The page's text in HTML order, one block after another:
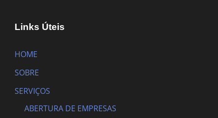
Links Úteis
HOME
SOBRE
SERVIÇOS
ABERTURA DE EMPRESAS